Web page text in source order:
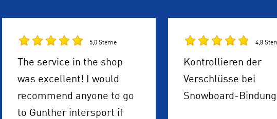
5,0 Sterne
The service in the shop
was excellent! I would
recommend anyone to go
to Gunther intersport if
4,8
Kontrollieren der
Verschlüsse bei
Snowboard-